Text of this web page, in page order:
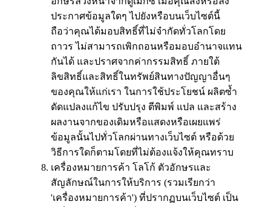
ประกาศข้อมูลใดๆ ไปยังหรือบนเว็บไซต์นี้
ถือว่าคุณได้มอบสิทธิ์ที่ไม่จำกัดทั่วโลกโดย
ถาวร ไม่สามารถเพิกถอนหรือมอบอำนาจแทน
กันได้ และปราศจากค่ากรรมสิทธิ์ ภายใต้
ลิขสิทธิ์และสิทธิ์ในทรัพย์สินทางปัญญาอื่นๆ
ของคุณให้แก่เรา ในการใช้ประโยชน์ ผลิตซ้ำ
ดัดแปลงแก้ไข ปรับปรุง ตีพิมพ์ แปล และสร้าง
ผลงานจากของเดิมหรือแสดงหรือเผยแพร่
ข้อมูลนั้นไปทั่วโลกผ่านทางเว็บไซต์ หรือด้วย
วิธีการใดก็ตามโดยที่ไม่ต้องแจ้งให้คุณทราบ
เครื่องหมายการค้า โลโก้ ตัวอักษรและ
สัญลักษณ์ในการให้บริการ (รวมเรียกว่า
'เครื่องหมายการค้า') ที่ปรากฏบนเว็บไซต์ เป็น